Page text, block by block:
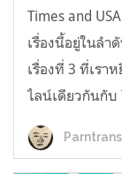
Times and
เรื่องนี้อยู่ในลำ
เรื่องที่ 3 ที่เรา
ไลน์เดียวกันกับ